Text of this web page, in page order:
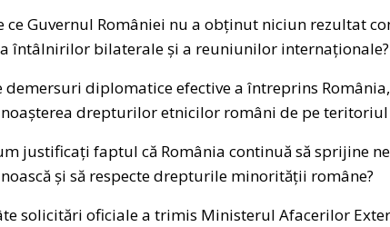
ce Guvernul României nu a obținut niciun rezultat
întâlnirilor bilaterale și a reuniunilor internaționale?
demersuri diplomatice efective a întreprins
drepturilor etnicilor români de pe teritoriul
justificați faptul că România continuă să sprijine
și să respecte drepturile minorității române?
solicitări oficiale a trimis Ministerul Afacerilor